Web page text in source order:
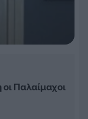
Παλαίμαχοι